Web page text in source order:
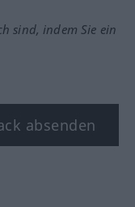
sind, indem Sie ein
absenden